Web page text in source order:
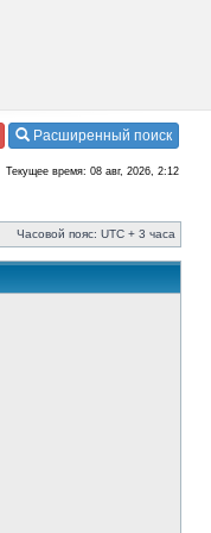
Расширенный поиск
Текущее время: 08 авг, 2026, 2:12
Часовой пояс: UTC + 3 часа